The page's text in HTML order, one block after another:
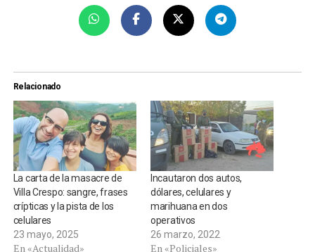
Relacionado
La carta de la masacre de
Villa Crespo: sangre, frases
crípticas y la pista de los
celulares
23 mayo, 2025
En «Actualidad»
Incautaron dos autos,
dólares, celulares y
marihuana en dos
operativos
26 marzo, 2022
En «Policiales»